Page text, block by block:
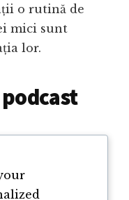
o rutină de
mici sunt
lor.